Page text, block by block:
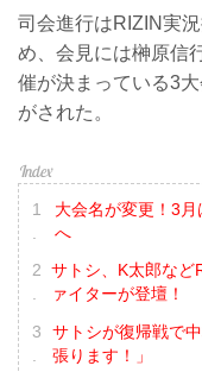
司会進行はRIZIN実
め、会見には榊原信
催が決まっている3
がされた。
大会名が変更！3
へ
サトシ、K太郎など
ァイターが登壇！
サトシが復帰戦で
張ります！」